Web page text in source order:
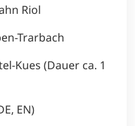
Riol
Trarbach
Kues (Dauer ca. 1
EN)